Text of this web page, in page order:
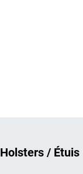
Holsters / Étuis